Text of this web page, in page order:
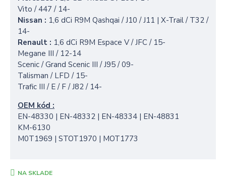
Vito / 447 / 14-
Nissan : 1,6 dCi R9M Qashqai / J10 / J11 ​​| X-Trail / T32 /
14-
Renault : 1,6 dCi R9M Espace V / JFC / 15-
Megane III / 12-14
Scenic / Grand Scenic III / J95 / 09-
Talisman / LFD / 15-
Trafic III / E / F / J82 / 14-
OEM kód :
EN-48330 | EN-48332 | EN-48334 | EN-48831
KM-6130
M0T1969 | STOT1970 | MOT1773
NA SKLADE